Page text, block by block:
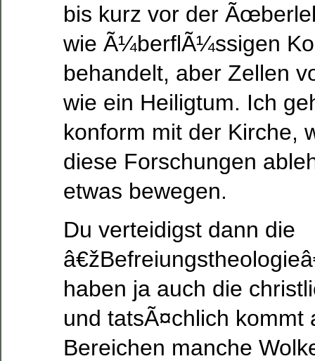
bis kurz vor der
wie Ã¼berflÃ¼ssigen
behandelt, aber Zellen
wie ein Heiligtum. Ich
konform mit der Kirche,
diese Forschungen
etwas bewegen.
Du verteidigst dann die
haben ja auch die
und tatsÃ¤chlich kommt
Bereichen manche